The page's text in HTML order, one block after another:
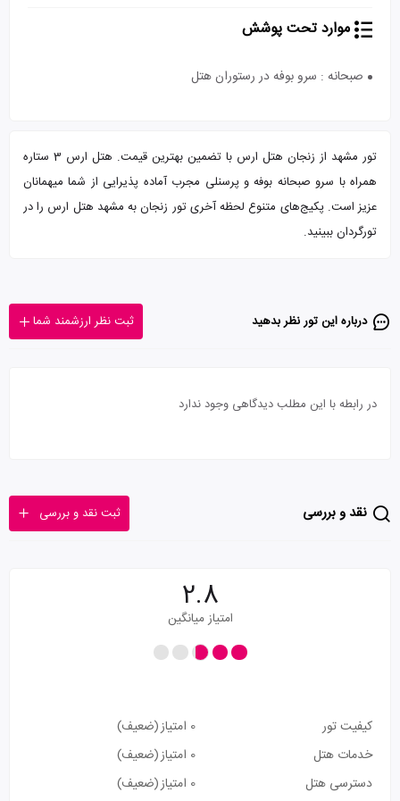
موارد تحت پوشش
صبحانه : سرو بوفه در رستوران هتل
تور مشهد از زنجان هتل ارس با تضمین بهترین قیمت. هتل ارس 3 ستاره
همراه با سرو صبحانه بوفه و پرسنلی مجرب آماده پذیرایی از شما میهمانان
عزیز است. پکیج‌های متنوع لحظه آخری تور زنجان به مشهد هتل ارس را در
تورگردان ببینید.
درباره این تور‌ نظر بدهید ثبت نظر ارزشمند شما
در رابطه با این مطلب دیدگاهی وجود ندارد
نقد و بررسی ثبت نقد و بررسی
2.8
امتیاز میانگین
کیفیت تور 0 امتیاز
(ضعیف)
خدمات هتل
0 امتیاز
(ضعیف)
دسترسی هتل
0 امتیاز
(ضعیف)